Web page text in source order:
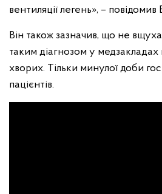
вентиляції легень», – повідомив
Він також зазначив, що не
таким діагнозом у медзакладах
хворих. Тільки минулої доби
пацієнтів.